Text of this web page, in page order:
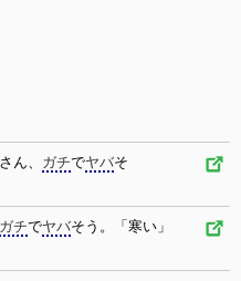
さん、 ガチでヤバそ
ガチでヤバそう。「寒い」